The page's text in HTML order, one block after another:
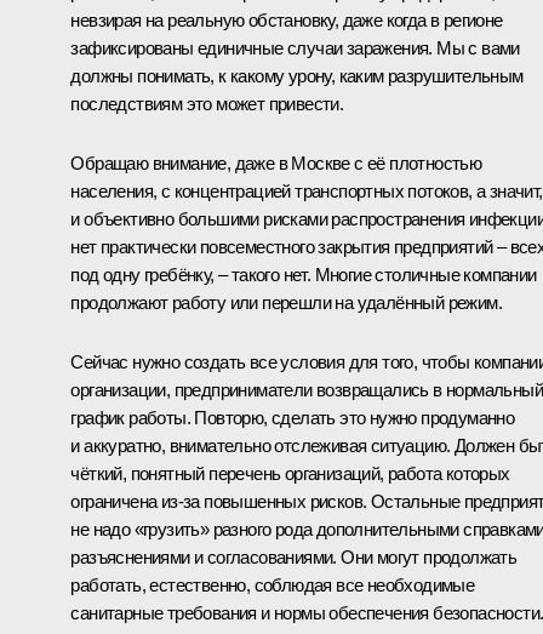
невзирая на реальную обстановку, даже когда в регионе
зафиксированы единичные случаи заражения. Мы с вами
должны понимать, к какому урону, каким разрушительным
последствиям это может привести.
Обращаю внимание, даже в Москве с её плотностью
населения, с концентрацией транспортных потоков, а значит,
и объективно большими рисками распространения
нет практически повсеместного закрытия предприятий –
под одну гребёнку, – такого нет. Многие столичные компании
продолжают работу или перешли на удалённый режим.
Сейчас нужно создать все условия для того, чтобы
организации, предприниматели возвращались в нормальный
график работы. Повторю, сделать это нужно продуманно
и аккуратно, внимательно отслеживая ситуацию. Должен
чёткий, понятный перечень организаций, работа которых
ограничена из-за повышенных рисков. Остальные
не надо «грузить» разного рода дополнительными
разъяснениями и согласованиями. Они могут продолжать
работать, естественно, соблюдая все необходимые
санитарные требования и нормы обеспечения безопасности.